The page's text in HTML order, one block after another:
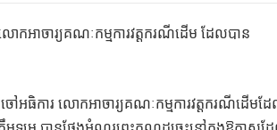
ាចារ្យគណៈកម្មការវត្តករណីដើម ដែលបាន
ការ លោកអាចារ្យគណៈកម្មការវត្តករណីដើមដ